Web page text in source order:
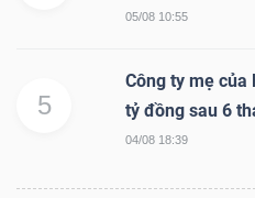
05/08 10:55
5
Công ty mẹ của
tỷ đồng sau 6
04/08 18:39